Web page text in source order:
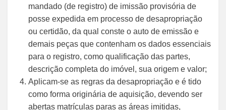
mandado (de registro) de imissão provisória de
posse expedida em processo de desapropriação
ou certidão, da qual conste o auto de emissão e
demais peças que contenham os dados essenciais
para o registro, como qualificação das partes,
descrição completa do imóvel, sua origem e valor;
Aplicam-se as regras da desapropriação e é tido
como forma originária de aquisição, devendo ser
abertas matrículas paras as áreas imitidas,